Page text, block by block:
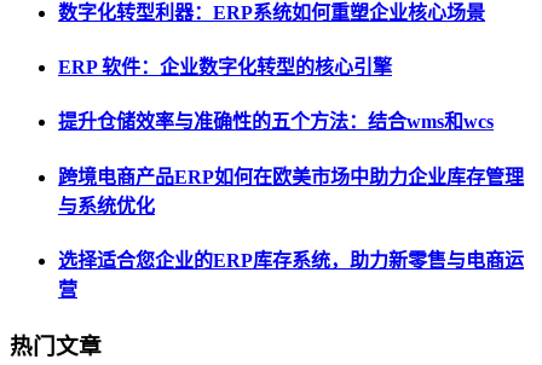
数字化转型利器：ERP系统如何重塑企业核心场景
ERP 软件：企业数字化转型的核心引擎
提升仓储效率与准确性的五个方法：结合wms和wcs
跨境电商产品ERP如何在欧美市场中助力企业库存管理
与系统优化
选择适合您企业的ERP库存系统，助力新零售与电商运
营
热门文章